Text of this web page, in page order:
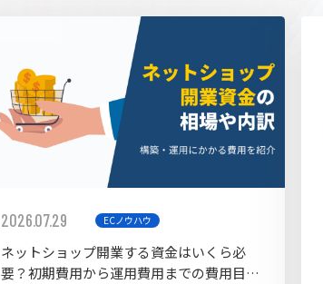
AIカスタマイズ開発 AI buddy
2026.07.29 ECノウハウ
ネットショップ開業する資金はいくら必
要？初期費用から運用費用までの費用目安